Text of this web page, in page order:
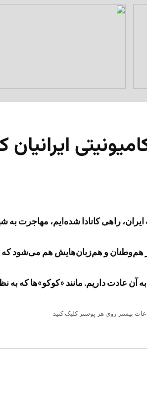
ایرانیان
راهی کانادا شده‌ایم، مهاجرت به شهر
و هم‌زبان‌هایش هم می‌شود که
آن عادت داریم. مانند «کوکو»ها که
بیشتر روی هر پوستر کلیک کنید